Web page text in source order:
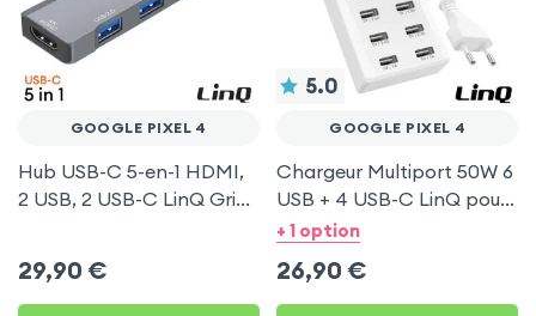
GOOGLE PIXEL 4
Hub USB-C 5-en-1 HDMI,
2 USB, 2 USB-C LinQ Gris
29,90 €
5.0
GOOGLE PIXEL 4
Chargeur Multiport 50W 6
USB + 4 USB-C LinQ pour
Google Pixel 4
+ 1 option
26,90 €